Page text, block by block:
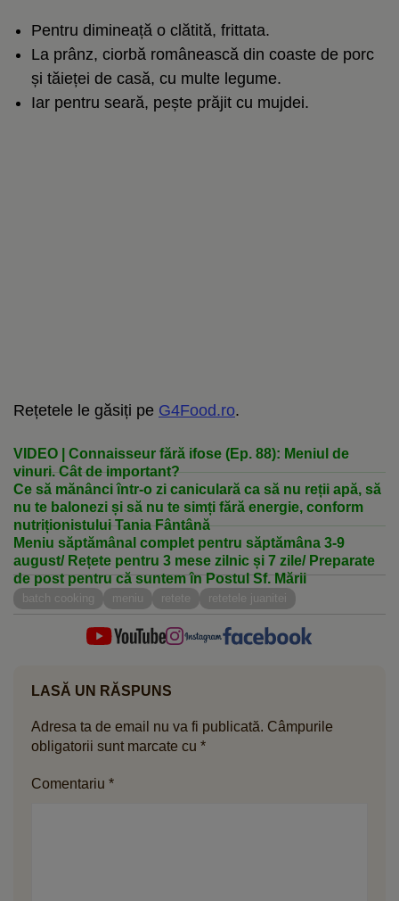
Pentru dimineață o clătită, frittata.
La prânz, ciorbă românească din coaste de porc
și tăieței de casă, cu multe legume.
Iar pentru seară, pește prăjit cu mujdei.
Rețetele le găsiți pe G4Food.ro.
VIDEO | Connaisseur fără ifose (Ep. 88): Meniul de
vinuri. Cât de important?
Ce să mănânci într-o zi caniculară ca să nu reții apă, să
nu te balonezi și să nu te simți fără energie, conform
nutriționistului Tania Fântână
Meniu săptămânal complet pentru săptămâna 3-9
august/ Rețete pentru 3 mese zilnic și 7 zile/ Preparate
de post pentru că suntem în Postul Sf. Mării
batch cooking meniu retete retetele juanitei
LASĂ UN RĂSPUNS
Adresa ta de email nu va fi publicată. Câmpurile
obligatorii sunt marcate cu *
Comentariu *